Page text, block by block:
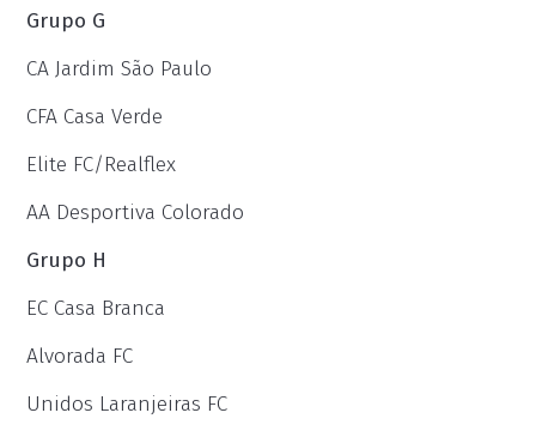
Grupo G
CA Jardim São Paulo
CFA Casa Verde
Elite FC/Realflex
AA Desportiva Colorado
Grupo H
EC Casa Branca
Alvorada FC
Unidos Laranjeiras FC